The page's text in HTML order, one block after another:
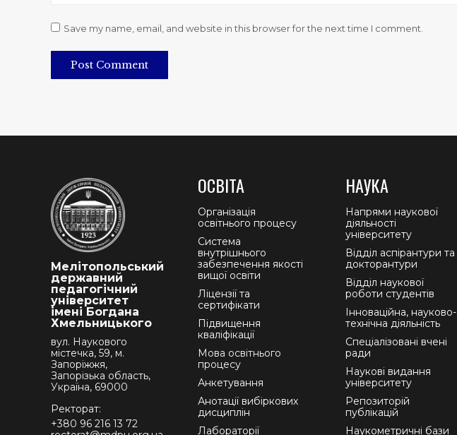
Save my name, email, and website in this browser for the next time I comment.
Post Comment
Мелітопольський
державний
педагогічний
університет
імені Богдана
Хмельницького
вул. Наукового
містечка, 59, м.
Запоріжжя,
Запорізька область,
Україна, 69000
Ректорат:
+380 96 216 13 72
ОСВІТА
Організація
освітнього процесу
Система
внутрішнього
забезпечення якості
вищої освіти
Ліцензії та
сертифікати
Підвищення
кваліфікації
Мова освітнього
процесу
Анкетування
Анотації вибіркових
дисциплін
Лабораторії
НАУКА
Напрями наукової
діяльності
університету
Відділ аспірантури та
докторантури
Відділ наукової
роботи студентів
Інноваційна, науково-
технічна діяльність
Спеціалізовані вчені
ради
Наукові видання
університету
Репозиторій
публікацій
Наукометричні бази